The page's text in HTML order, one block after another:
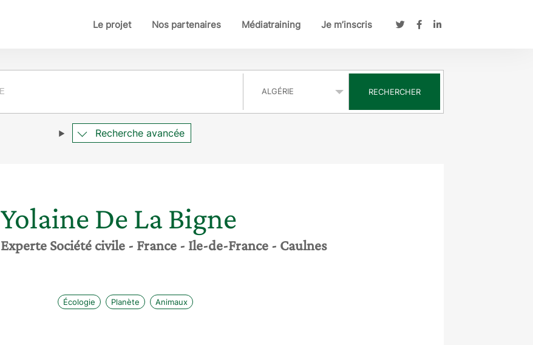
Le projet Nos partenaires Médiatraining Je m’inscris
RECHERCHER
Recherche avancée
Yolaine De La Bigne
Experte Société civile - France - Ile-de-France - Caulnes
Écologie Planète Animaux